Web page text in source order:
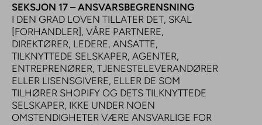
SEKSJON 17 – ANSVARSBEGRENSNING
I DEN GRAD LOVEN TILLATER DET, SKAL
[FORHANDLER], VÅRE PARTNERE,
DIREKTØRER, LEDERE, ANSATTE,
TILKNYTTEDE SELSKAPER, AGENTER,
ENTREPRENØRER, TJENESTELEVERANDØRER
ELLER LISENSGIVERE, ELLER DE SOM
TILHØRER SHOPIFY OG DETS TILKNYTTEDE
SELSKAPER, IKKE UNDER NOEN
OMSTENDIGHETER VÆRE ANSVARLIGE FOR